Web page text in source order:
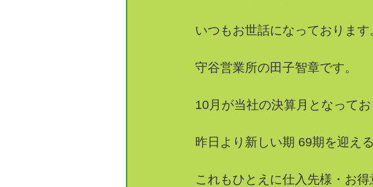
いつもお世話になっております
守谷営業所の田子智章です。
10月が当社の決算月となってお
昨日より新しい期 69期を迎え
これもひとえに仕入先様・お